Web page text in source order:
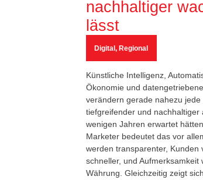
nachhaltiger
lässt
Digital , Regional
Künstliche Intelligenz,
Ökonomie und
verändern gerade nahezu jede
tiefgreifender und nachhaltiger
wenigen Jahren erwartet
Marketer bedeutet das vor
werden transparenter, Kunden
schneller, und Aufmerksamkeit
Währung. Gleichzeitig zeigt